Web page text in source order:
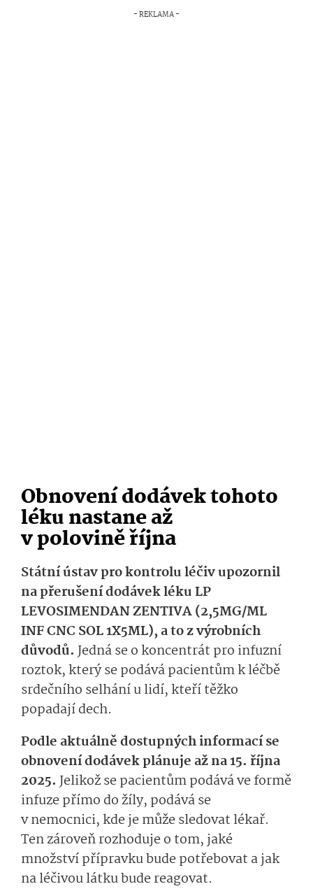
Obnovení dodávek tohoto
léku nastane až
v polovině října
Státní ústav pro kontrolu léčiv upozornil
na přerušení dodávek léku LP
LEVOSIMENDAN ZENTIVA (2,5MG/ML
INF CNC SOL 1X5ML), a to z výrobních
důvodů.Jedná se o koncentrát pro infuzní
roztok, který se podává pacientům k léčbě
srdečního selhání u lidí, kteří těžko
popadají dech.
Podle aktuálně dostupných informací se
obnovení dodávek plánuje až na 15. října
2025.Jelikož se pacientům podává ve formě
infuze přímo do žíly, podává se
v nemocnici, kde je může sledovat lékař.
Ten zároveň rozhoduje o tom, jaké
množství přípravku bude potřebovat a jak
na léčivou látku bude reagovat.